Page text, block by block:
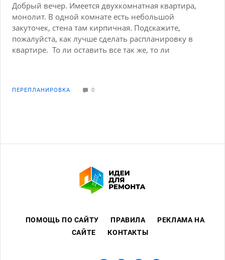
Добрый вечер. Имеется двухкомнатная квартира,
монолит. В одной комнате есть небольшой
закуточек, стена там кирпичная. Подскажите,
пожалуйста, как лучше сделать распланировку в
квартире. То ли оставить все так же, то ли
ПЕРЕПЛАНИРОВКА 0
ПОМОЩЬ ПО САЙТУ ПРАВИЛА
РЕКЛАМА НА
САЙТЕ
КОНТАКТЫ